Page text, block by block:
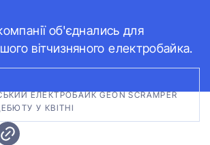
об'єднались для
вітчизняного електробайка.
ЕЛЕКТРОБАЙК GEON SCRAMPER
У КВІТНІ